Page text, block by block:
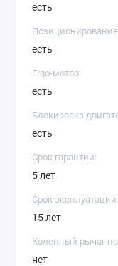
есть
есть
Ergo-мотор:
есть
Блокировка
есть
Срок гарантии:
5 лет
Срок эксплуатации:
15 лет
Коленный рычаг
нет